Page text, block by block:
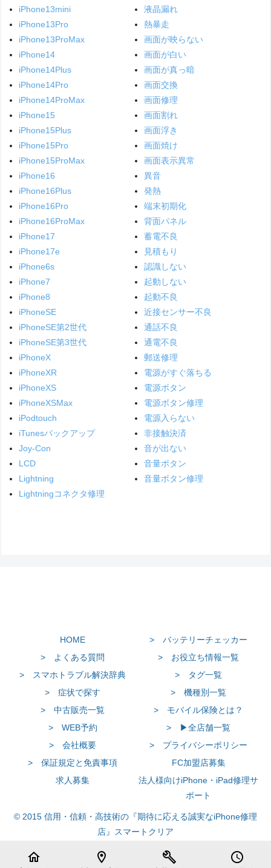
iPhone13mini
iPhone13Pro
iPhone13ProMax
iPhone14
iPhone14Plus
iPhone14Pro
iPhone14ProMax
iPhone15
iPhone15Plus
iPhone15Pro
iPhone15ProMax
iPhone16
iPhone16Plus
iPhone16Pro
iPhone16ProMax
iPhone17
iPhone17e
iPhone6s
iPhone7
iPhone8
iPhoneSE
iPhoneSE第2世代
iPhoneSE第3世代
iPhoneX
iPhoneXR
iPhoneXS
iPhoneXSMax
iPodtouch
iTunesバックアップ
Joy-Con
LCD
Lightning
Lightningコネクタ修理
液晶漏れ
熱暴走
画面が映らない
画面が白い
画面が真っ暗
画面交換
画面修理
画面割れ
画面浮き
画面焼け
画面表示異常
異音
発熱
端末初期化
背面パネル
蓄電不良
見積もり
認識しない
起動しない
起動不良
近接センサー不良
通話不良
通電不良
郵送修理
電源がすぐ落ちる
電源ボタン
電源ボタン修理
電源入らない
非接触決済
音が出ない
音量ボタン
音量ボタン修理
HOME
> バッテリーチェッカー
> よくある質問
> お役立ち情報一覧
> スマホトラブル解決辞典
> タグ一覧
> 症状で探す
> 機種別一覧
> 中古販売一覧
> モバイル保険とは？
> WEB予約
> ▶全店舗一覧
> 会社概要
> プライバシーポリシー
> 保証規定と免責事項
FC加盟店募集
求人募集
法人様向けiPhone・iPad修理サ
ポート
© 2015 信用・信頼・高技術の『期待に応える誠実なiPhone修理
店』スマートクリア
home location_on build schedule